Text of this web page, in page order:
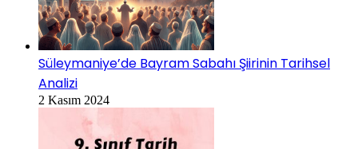
Süleymaniye’de Bayram Sabahı Şiirinin Tarihsel
Analizi
2 Kasım 2024